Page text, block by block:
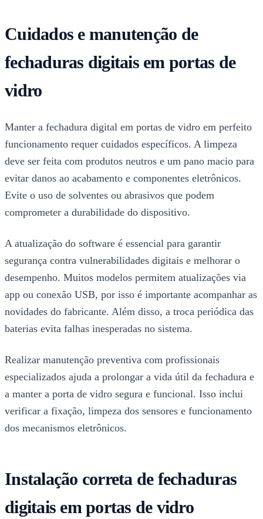
Cuidados e manutenção de
fechaduras digitais em portas de
vidro
Manter a fechadura digital em portas de vidro em perfeito
funcionamento requer cuidados específicos. A limpeza
deve ser feita com produtos neutros e um pano macio para
evitar danos ao acabamento e componentes eletrônicos.
Evite o uso de solventes ou abrasivos que podem
comprometer a durabilidade do dispositivo.
A atualização do software é essencial para garantir
segurança contra vulnerabilidades digitais e melhorar o
desempenho. Muitos modelos permitem atualizações via
app ou conexão USB, por isso é importante acompanhar as
novidades do fabricante. Além disso, a troca periódica das
baterias evita falhas inesperadas no sistema.
Realizar manutenção preventiva com profissionais
especializados ajuda a prolongar a vida útil da fechadura e
a manter a porta de vidro segura e funcional. Isso inclui
verificar a fixação, limpeza dos sensores e funcionamento
dos mecanismos eletrônicos.
Instalação correta de fechaduras
digitais em portas de vidro